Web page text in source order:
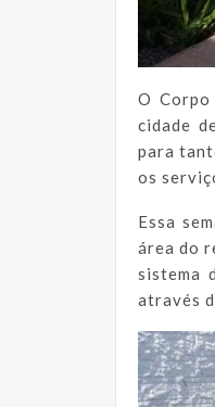
O Corpo
cidade
para
os
Essa
área do
sistema
através